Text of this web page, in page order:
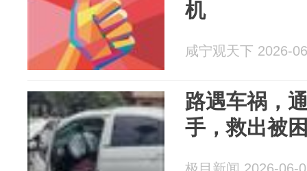
机
咸宁观天下 2026-
路遇车祸，
手，救出被